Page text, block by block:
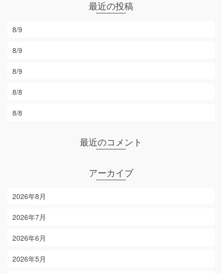
最近の投稿
8/9
8/9
8/9
8/8
8/8
最近のコメント
アーカイブ
2026年8月
2026年7月
2026年6月
2026年5月